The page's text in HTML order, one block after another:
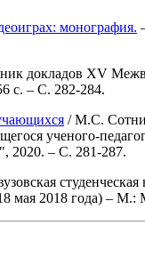
монография.
докладов XV
с. – С. 282-284.
/ М.С.
ученого-
2020. – С. 281-287.
мая 2018 года) – М.: